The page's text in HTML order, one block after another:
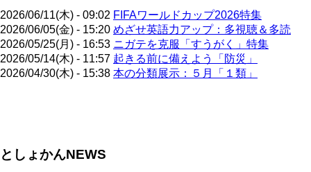
2026/06/11(木) - 09:02 FIFAワールドカップ2026特集
2026/06/05(金) - 15:20 めざせ英語力アップ：多視聴＆多読
2026/05/25(月) - 16:53 ニガテを克服「すうがく」特集
2026/05/14(木) - 11:57 起きる前に備えよう「防災」
2026/04/30(木) - 15:38 本の分類展示：５月「１類」
送
としょかんNEWS